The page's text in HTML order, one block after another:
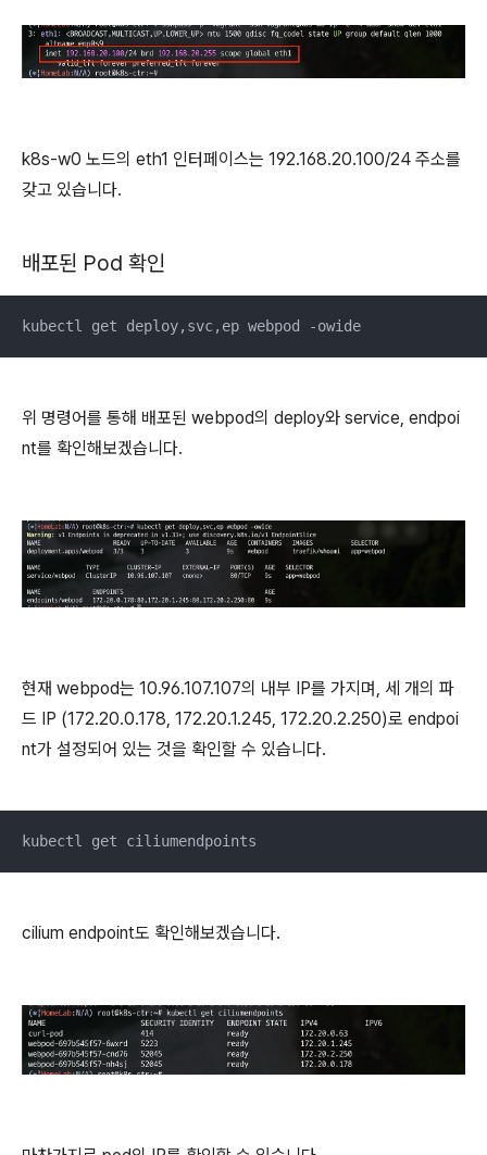
k8s-w0 노드의 eth1 인터페이스는 192.168.20.100/24 주소를
갖고 있습니다.
배포된 Pod 확인
kubectl get deploy,svc,ep webpod -owide
위 명령어를 통해 배포된 webpod의 deploy와 service, endpoi
nt를 확인해보겠습니다.
현재 webpod는 10.96.107.107의 내부 IP를 가지며, 세 개의 파
드 IP (172.20.0.178, 172.20.1.245, 172.20.2.250)로 endpoi
nt가 설정되어 있는 것을 확인할 수 있습니다.
kubectl get ciliumendpoints
cilium endpoint도 확인해보겠습니다.